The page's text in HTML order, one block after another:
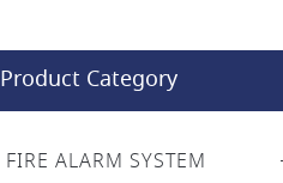
Product Category
FIRE ALARM SYSTEM